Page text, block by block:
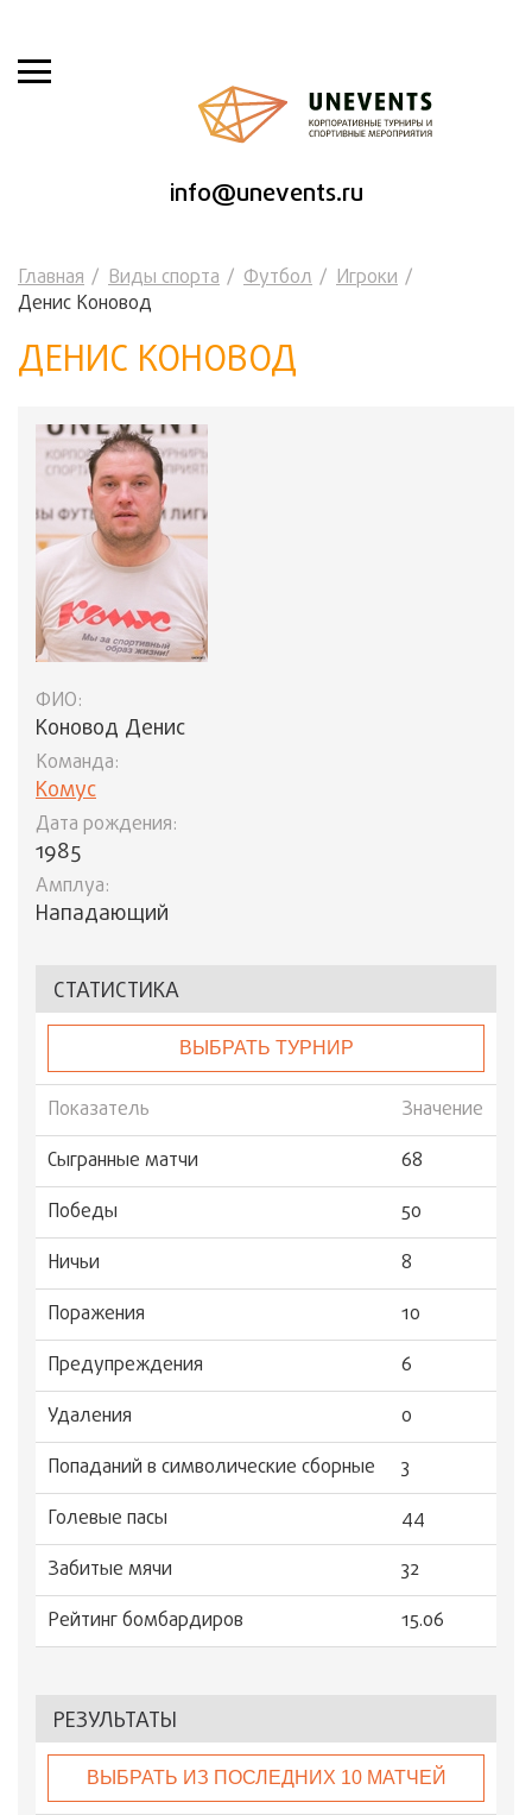
info@unevents.ru
Главная Виды спорта Футбол
Игроки
Денис Коновод
ДЕНИС КОНОВОД
ФИО:
Коновод Денис
Команда:
Комус
Дата рождения:
1985
Амплуа:
Нападающий
СТАТИСТИКА
ВЫБРАТЬ ТУРНИР
Показатель
Значение
Сыгранные матчи
68
Победы
50
Ничьи
8
Поражения
10
Предупреждения
6
Удаления
0
Попаданий в символические сборные
3
Голевые пасы
44
Забитые мячи
32
Рейтинг бомбардиров
15.06
РЕЗУЛЬТАТЫ
ВЫБРАТЬ ИЗ ПОСЛЕДНИХ 10 МАТЧЕЙ